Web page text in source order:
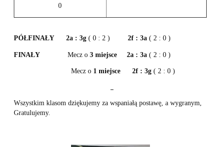
0
PÓŁFINAŁY2a : 3g ( 0 : 2 )2f : 3a ( 2 : 0 )
FINAŁYMecz o3 miejsce2a : 3a ( 2 : 0 )
Mecz o 1 miejsce2f : 3g ( 2 : 0 )
Wszystkim klasom dziękujemy za wspaniałą postawę, a wygranym,
Gratulujemy.